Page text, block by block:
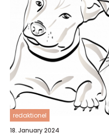
redaktionel
18. January 2024